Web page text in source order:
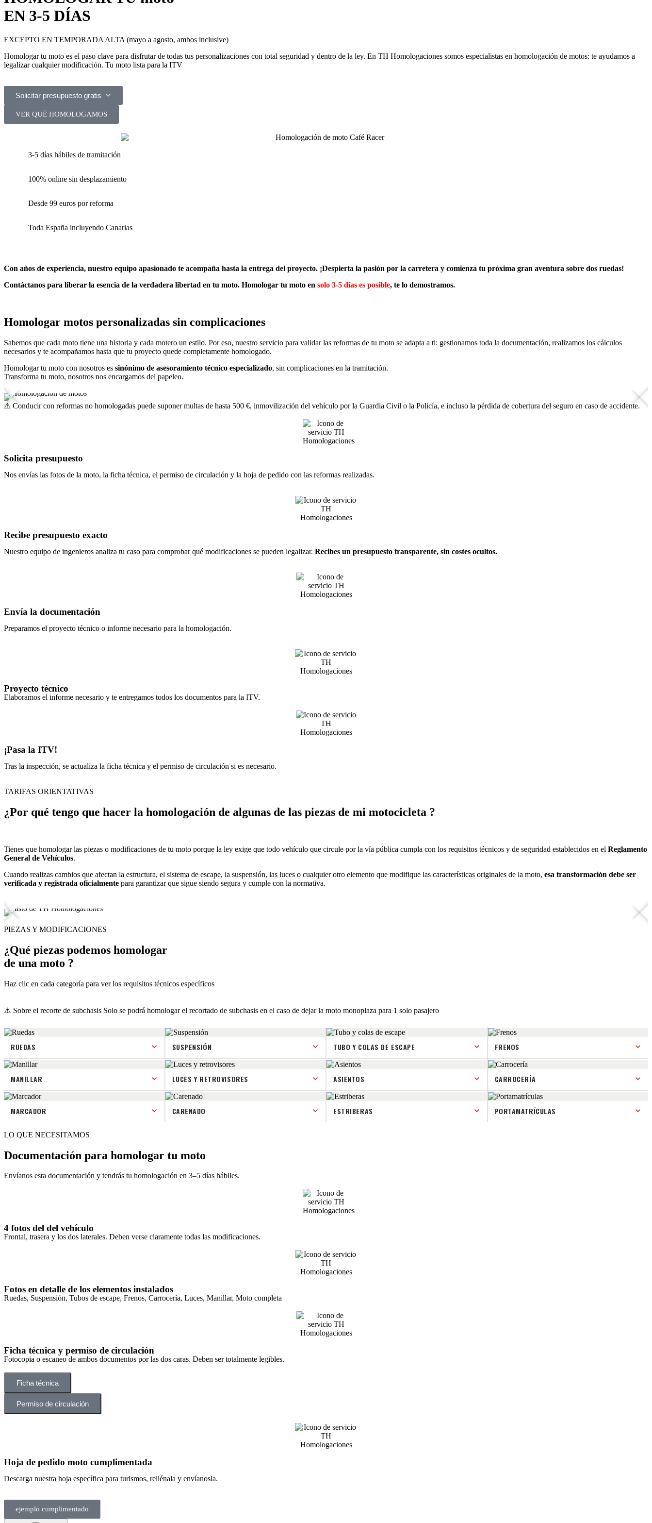
EN 3-5 DÍAS
EXCEPTO EN TEMPORADA ALTA (mayo a agosto, ambos inclusive)
Homologar tu moto es el paso clave para disfrutar de todas tus personalizaciones con total seguridad y dentro de la ley. En TH Homologaciones somos especialistas en homologación de motos: te ayudamos a
legalizar cualquier modificación. Tu moto lista para la ITV
Solicitar presupuesto gratis
VER QUÉ HOMOLOGAMOS
3-5 días hábiles de tramitación
100% online sin desplazamiento
Desde 99 euros por reforma
Toda España incluyendo Canarias
Con años de experiencia, nuestro equipo apasionado te acompaña hasta la entrega del proyecto. ¡Despierta la pasión por la carretera y comienza tu próxima gran aventura sobre dos ruedas!
Contáctanos para liberar la esencia de la verdadera libertad en tu moto. Homologar tu moto en solo 3-5 días es posible, te lo demostramos.
Homologar motos personalizadas sin complicaciones
Sabemos que cada moto tiene una historia y cada motero un estilo. Por eso, nuestro servicio para validar las reformas de tu moto se adapta a ti: gestionamos toda la documentación, realizamos los cálculos
necesarios y te acompañamos hasta que tu proyecto quede completamente homologado.
Homologar tu moto con nosotros es sinónimo de asesoramiento técnico especializado, sin complicaciones en la tramitación.
Transforma tu moto, nosotros nos encargamos del papeleo.
⚠ Conducir con reformas no homologadas puede suponer multas de hasta 500 €, inmovilización del vehículo por la Guardia Civil o la Policía, e incluso la pérdida de cobertura del seguro en caso de accidente.
Solicita presupuesto
Nos envías las fotos de la moto, la ficha técnica, el permiso de circulación y la hoja de pedido con las reformas realizadas.
Recibe presupuesto exacto
Nuestro equipo de ingenieros analiza tu caso para comprobar qué modificaciones se pueden legalizar. Recibes un presupuesto transparente, sin costes ocultos.
Envía la documentación
Preparamos el proyecto técnico o informe necesario para la homologación.
Proyecto técnico
Elaboramos el informe necesario y te entregamos todos los documentos para la ITV.
¡Pasa la ITV!
Tras la inspección, se actualiza la ficha técnica y el permiso de circulación si es necesario.
TARIFAS ORIENTATIVAS
¿Por qué tengo que hacer la homologación de algunas de las piezas de mi motocicleta ?
Tienes que homologar las piezas o modificaciones de tu moto porque la ley exige que todo vehículo que circule por la vía pública cumpla con los requisitos técnicos y de seguridad establecidos en el Reglamento
General de Vehículos.
Cuando realizas cambios que afectan la estructura, el sistema de escape, la suspensión, las luces o cualquier otro elemento que modifique las características originales de la moto, esa transformación debe ser
verificada y registrada oficialmente para garantizar que sigue siendo segura y cumple con la normativa.
PIEZAS Y MODIFICACIONES
¿Qué piezas podemos homologar
de una moto ?
Haz clic en cada categoría para ver los requisitos técnicos específicos
⚠️ Sobre el recorte de subchasis Solo se podrá homologar el recortado de subchasis en el caso de dejar la moto monoplaza para 1 solo pasajero
RUEDAS SUSPENSIÓN TUBO Y COLAS DE ESCAPE FRENOS
MANILLAR LUCES Y RETROVISORES ASIENTOS CARROCERÍA
MARCADOR CARENADO ESTRIBERAS PORTAMATRÍCULAS
LO QUE NECESITAMOS
Documentación para homologar tu moto
Envíanos esta documentación y tendrás tu homologación en 3–5 días hábiles.
4 fotos del del vehículo
Frontal, trasera y los dos laterales. Deben verse claramente todas las modificaciones.
Fotos en detalle de los elementos instalados
Ruedas, Suspensión, Tubos de escape, Frenos, Carrocería, Luces, Manillar, Moto completa
Ficha técnica y permiso de circulación
Fotocopia o escaneo de ambos documentos por las dos caras. Deben ser totalmente legibles.
Ficha técnica
Permiso de circulación
Hoja de pedido moto cumplimentada
Descarga nuestra hoja específica para turismos, rellénala y envíanosla.
ejemplo cumplimentado